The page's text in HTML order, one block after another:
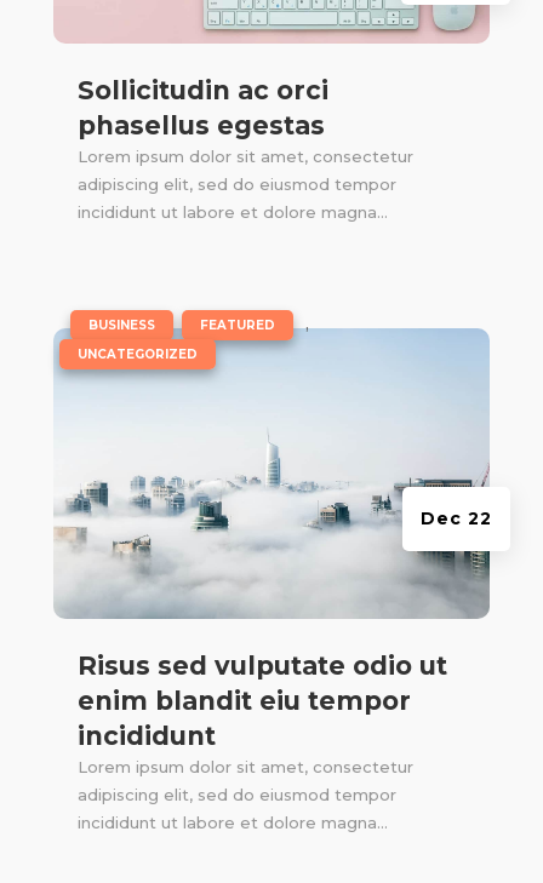
Sollicitudin ac orci
phasellus egestas
Lorem ipsum dolor sit amet, consectetur
adipiscing elit, sed do eiusmod tempor
incididunt ut labore et dolore magna...
Risus sed vulputate odio ut
enim blandit eiu tempor
incididunt
Dec 22
BUSINESS FEATURED ,
UNCATEGORIZED
Lorem ipsum dolor sit amet, consectetur
adipiscing elit, sed do eiusmod tempor
incididunt ut labore et dolore magna...